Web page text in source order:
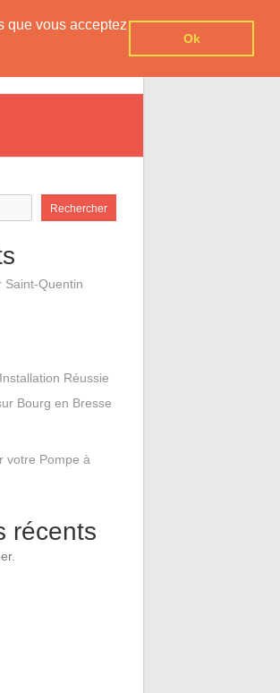
que vous acceptez
Ok
Rechercher
Saint-Quentin
Réussie
Bourg en Bresse
votre Pompe à
récents